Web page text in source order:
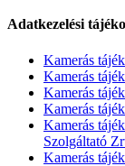
Adatkezelési
Kamerás
Kamerás
Kamerás
Kamerás
Kamerás
Szolgáltató
Kamerás